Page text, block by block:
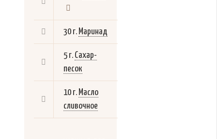
30 г. Маринад
5 г. Сахар-
песок
10 г. Масло
сливочное